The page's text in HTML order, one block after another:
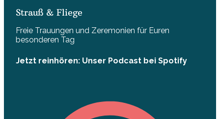
Strauß & Fliege
Freie Trauungen und Zeremonien für Euren
besonderen Tag
Jetzt reinhören: Unser Podcast bei Spotify